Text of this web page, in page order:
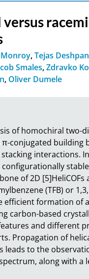
Monroy,Tejas
Smales,Zdravko
, Oliver Dumele
of homochiral two-
conjugated building
interactions.
configurationally
of 2D
(TFB) or
efficient formation of
carbon-based
and different
Propagation of
leads to the
along with